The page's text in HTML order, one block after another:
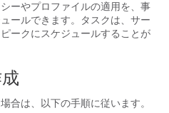
ーやプロファイルの適用を、事
ールできます。タスクは、サー
ークにスケジュールすることが
合は、以下の手順に従います。